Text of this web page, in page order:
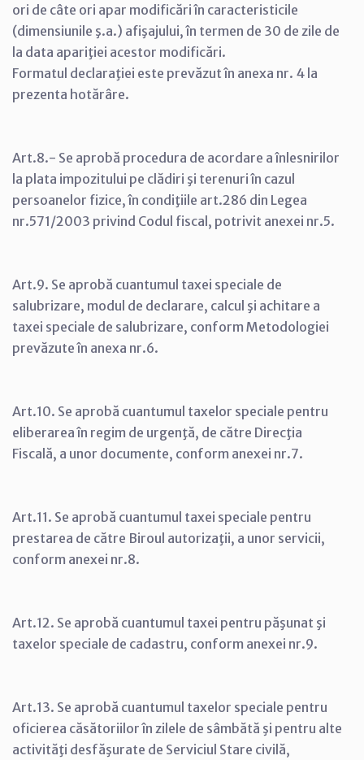
ori de câte ori apar modificări în caracteristicile
(dimensiunile ş.a.) afişajului, în termen de 30 de zile de
la data apariţiei acestor modificări.
Formatul declaraţiei este prevăzut în anexa nr. 4 la
prezenta hotărâre.
Art.8.- Se aprobă procedura de acordare a înlesnirilor
la plata impozitului pe clădiri şi terenuri în cazul
persoanelor fizice, în condiţiile art.286 din Legea
nr.571/2003 privind Codul fiscal, potrivit anexei nr.5.
Art.9. Se aprobă cuantumul taxei speciale de
salubrizare, modul de declarare, calcul şi achitare a
taxei speciale de salubrizare, conform Metodologiei
prevăzute în anexa nr.6.
Art.10. Se aprobă cuantumul taxelor speciale pentru
eliberarea în regim de urgenţă, de către Direcţia
Fiscală, a unor documente, conform anexei nr.7.
Art.11. Se aprobă cuantumul taxei speciale pentru
prestarea de către Biroul autorizaţii, a unor servicii,
conform anexei nr.8.
Art.12. Se aprobă cuantumul taxei pentru păşunat şi
taxelor speciale de cadastru, conform anexei nr.9.
Art.13. Se aprobă cuantumul taxelor speciale pentru
oficierea căsătoriilor în zilele de sâmbătă şi pentru alte
activităţi desfăşurate de Serviciul Stare civilă,